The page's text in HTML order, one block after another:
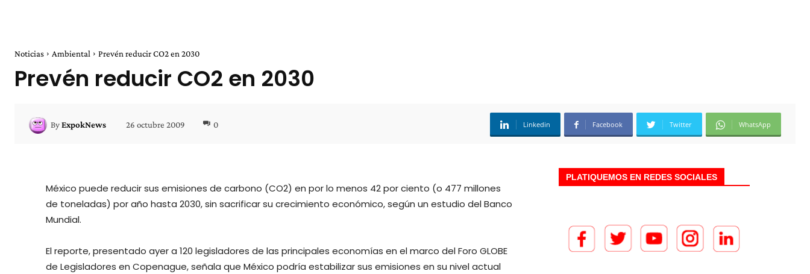
Noticias Ambiental Prevén reducir CO2 en 2030
Prevén reducir CO2 en 2030
ByExpokNews 26 octubre 2009 0 Linkedin Facebook Twitter WhatsApp
México puede reducir sus emisiones de carbono (CO2) en por lo menos 42 por ciento (o 477 millones
de toneladas) por año hasta 2030, sin sacrificar su crecimiento económico, según un estudio del Banco
Mundial.
El reporte, presentado ayer a 120 legisladores de las principales economías en el marco del Foro GLOBE
de Legisladores en Copenague, señala que México podría estabilizar sus emisiones en su nivel actual
PLATIQUEMOS EN REDES SOCIALES